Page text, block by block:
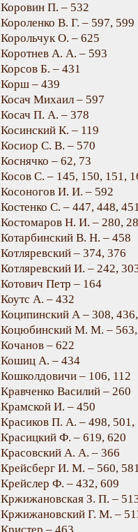
Коровин П. – 532
Короленко В. Г. – 597, 599
Корольчук О. – 625
Коротнев А. А. – 593
Корсов Б. – 431
Корш – 439
Косач Михаил – 597
Косач П. А. – 378
Косинский К. – 119
Косиор С. В. – 570
Коснячко – 62, 73
Косов С. – 145, 150, 151,
Косоногов И. И. – 592
Костенко С. – 447, 448,
Костомаров Н. И. – 280,
Котарбинский В. Н. – 458
Котляревский – 374, 376
Котляревский И. – 242,
Котович Петр – 164
Коутс А. – 432
Коципинский А – 308,
Коцюбинский М. М. – 563,
Кочанов – 622
Кошиц А. – 434
Кошколдовичи – 106, 112
Кравченко Василий – 260
Крамской И. – 450
Красиков П. А. – 498, 501,
Красицкий Ф. – 619, 620
Красовский А. А. – 366
Крейсберг И. М. – 560,
Крейслер Ф. – 432, 609
Кржижановская З. П. –
Кржижановский Г. М. –